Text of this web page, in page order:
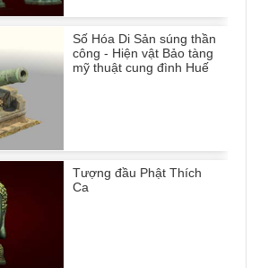
Số Hóa Di Sản súng thần
công - Hiện vật Bảo tàng
mỹ thuật cung đình Huế
Tượng đầu Phật Thích
Ca